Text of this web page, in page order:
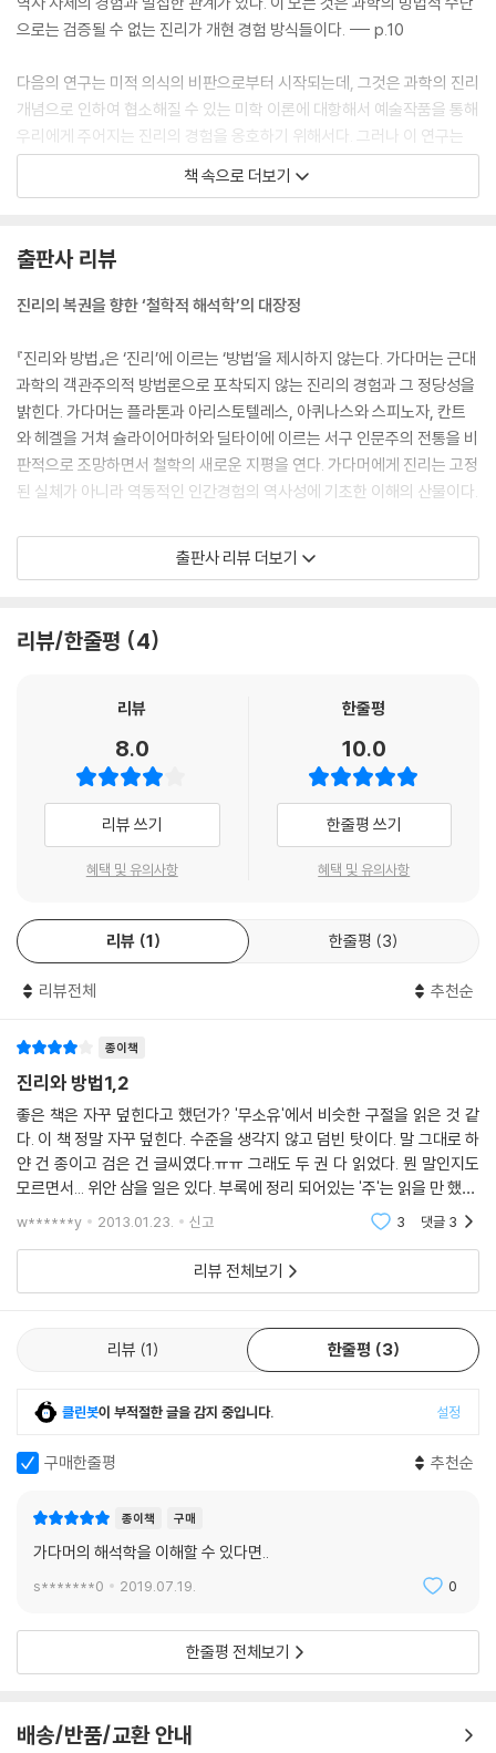
으로는 검증될 수 없는 진리가 개현 경험 방식들이다. --- p.10
다음의 연구는 미적 의식의 비판으로부터 시작되는데, 그것은 과학의 진리
개념으로 인하여 협소해질 수 있는 미학 이론에 대항해서 예술작품을 통해
우리에게 주어지는 진리의 경험을 옹호하기 위해서다. 그러나 이 연구는
예술의 진리를 변호하는 데 머무는 것이 아니라, 오히려 이것을 출발점으
로 해서 우리의 해석학적 경험 전체에 상응하는 인식 및 진리의 개념을 전
학에도 적용된다. 정신과학의 그 모든 형태에서 우리의 역사적 전승은 사
실 연구의 대상이 되기도 하지만, [그것은] 동시에 스스로 그 자신의 진리
역사적 전승과 자연적 생활질서는 우리가 인간으로서 살고 있는 세계의 통
일성을 형성한다. 그뿐 아니라 우리가 어떻게 서로를 경험하고, 역사적 전
승을 경험하며, 우리의 실존 및 세계의 자연적 소여를 경험하는가 하는 것
은 진정한 해석학적 세계를 형성한다. 우리는 마치 넘을 수 없는 장벽 안에
있는 것처럼 이 세계에 갇혀 있는 것이 아니라, 이 세계를 향해 열려 있다. -
예술도 물론 그것이 우리에게 말을 건다는 점, 그리고 인간에게 그 자신을
도덕적으로 규정된 존재로서 표상시켜준다는 점에서 그 중요성을 찾을 수
반해, 자연의 대상들은 그런 식으로 말을 걸기 위해 존재하지 않는다. 그럼
의도적 현실[즉 자연]에서는 매개해주지 못한다. 인간이 예술에서 그 자신
을 만난다는 것은 그 자신의 타자로부터 이루어지는 확인이 아니다. --- p.
모든 놀이의 존재는 항상 완수, 순수한 실현이며, 그 ‘목적Telos’을 자체
내에 지닌 현실태이다. 하나의 놀이가 그와 같이 그 과정의 통일성을 지니
고 남김없이 표현하는 예술작품의 세계란 사실상 하나의 완전히 변화된 세
p.167
예술작품의 고유한 특성은 예술작품이 기회가 있을 때마다 그 자체를 새롭
에서 일회적 규정성을 통해 실현되는데, 이때 이 일회적 규정성은 또한 예
보편성에 관여한다. 따라서 예술작품이 특정한 기회에 관련되어 있는 일회
성은 물론 완전히 실현될 수는 없지만, 이 실현되지 않은 관계는 작품 자체
안에 현존하며, 또 여전히 작용하고 있다. 이러한 의미에서 초상화도 원형
과의 관계의 일회성과 무관하게 이 관계를 넘어섬으로써 자신 안에 동일한
원형과의 관계를 지니고 있다. --- p.210
사실이 그러하다면 피할 수 없는 결론은 문학의 고유한 예술형식인 소설처
럼 문학은 독서에서 그 원래의 현존성을 지닌다는 점이다. 그것은 마치 서
것과 같다. 따라서 책읽기도 읽히는 내용이 표현되는 하나의 과정일 것이
다. 확실히 문학과, 그것을 독서에서 수용하는 것은 고도의 해방과 가동성
--- p.227
책 속으로 더보기
출판사 리뷰
진리의 복권을 향한 ‘철학적 해석학’의 대장정
『진리와 방법』은 ‘진리’에 이르는 ‘방법’을 제시하지 않는다. 가다머는 근대
과학의 객관주의적 방법론으로 포착되지 않는 진리의 경험과 그 정당성을
밝힌다. 가다머는 플라톤과 아리스토텔레스, 아퀴나스와 스피노자, 칸트
와 헤겔을 거쳐 슐라이어마허와 딜타이에 이르는 서구 인문주의 전통을 비
판적으로 조망하면서 철학의 새로운 지평을 연다. 가다머에게 진리는 고정
된 실체가 아니라 역동적인 인간경험의 역사성에 기초한 이해의 산물이다.
후설과 하이데거를 발전적으로 계승한 가다머의 『진리와 방법』은 훗날 비
판이론의 하버마스, 해체론의 데리다와 세기적 논쟁을 촉발한다. 가다머
수 있었다고 고백한다. 문학과 미학에서 가다머의 영향사 이론은 야우스의
에 이르기까지 방대한 지식을 담은 저작이다. 가다머는 자연과학의 객관주
의와 그 영향을 받은 인문과학(사회과학)의 실증주의, 그리고 정신과 인식
대상의 주객 동일성을 전제하는 관념론에 맞서 ‘이해의 역사성’을 축으로
정신과학적 진리를 복권시킨다.
가다머가 『진리와 방법 1』(1부)에서 천착하는 것은 예술경험에서의 진리
문제다. 이렇게 예술경험의 문제를 중요하게 다루는 이유는 이 미적 체험
의 영역이 근대 과학의 객관주의적 방법론의 영향에서 가장 멀리 벗어나
력과 미적 취미가 과학의 객관주의에 대립하여 주관성의 표현으로 수렴되
는 과정을 추적한다. “다른 방식으로는 결코 도달할 수 없는 진리를 예술작
품에서 경험한다는 사실은 모든 이성적 논고에 맞서는 예술의 철학적 의미
를 형성한다. 이렇게 철학의 경험과 더불어 예술의 경험은 과학적 의식을
향해 자신의 한계를 시인하라고 하는 가장 강력한 경고가 된다.”(1권 11쪽)
가다머가 이 책의 핵심이라고 강조한 것은 『진리와 방법 2』의 2부에서 논
하는 ‘해석학적 경험’과 ‘이해의 역사성’이다. 이해란 인식의 기대지평이
‘과거와 현재의 부단한 상호매개 작용’을 통해 끊임없이 주체의 선입견을
허물어뜨리면서 이해의 장 인 역사를 향해 확장되어가는 것이다. 이해
그리고 3부에서 논하는 ‘언어’는 그러한 해석학적 경험의 ‘매체’이자 ‘중
심’으로서 결정적 중요성을 갖는다. 언어가 역사적 전승의 매체이자 이해
아니라 이해의 과정을 주도하고 구현하는 본질적 계기다. 인간이 경험하는
세계는 언어로 구조화되어 있으며, 언어 자체가 곧 세계관이다. 그런 맥락
에서 가다머는 이해의 문제를 인식론에서 존재론의 차원으로 전환시킨다.
하버마스, 데리다와의 세기적 논쟁과
『진리와 방법』의 영향사
고, 가다머는 후설과 하이데거의 제자이다. 두 사람의 세기적 논쟁에는 이
런 상이한 지적 배경도 크게 작용한다. 『진리와 방법』에 대한 하버마스의
하버마스는 전통의 권위를 인정하는 가다머의 해석학적 경험 이론이 18세
출판사 리뷰 더보기
리뷰/한줄평 4
리뷰
8.0
리뷰 쓰기
혜택 및 유의사항
한줄평
10.0
한줄평 쓰기
혜택 및 유의사항
리뷰 1 한줄평 3
리뷰전체 추천순
종이책
진리와 방법1,2
좋은 책은 자꾸 덮힌다고 했던가? '무소유'에서 비슷한 구절을 읽은 것 같
다. 이 책 정말 자꾸 덮힌다. 수준을 생각지 않고 덤빈 탓이다. 말 그대로 하
얀 건 종이고 검은 건 글씨였다.ㅠㅠ 그래도 두 권 다 읽었다. 뭔 말인지도
모르면서... 위안 삼을 일은 있다. 부록에 정리 되어있는 '주'는 읽을 만 했다.
감사했다. 이런 책도 좋은 점이 있다. 읽으면서 딴 생각을 하게되는데 쓸데
w******y 2013.01.23. 신고 3 댓글 3
리뷰 전체보기
리뷰 1 한줄평 3
클린봇이 부적절한 글을 감지 중입니다. 설정
구매한줄평 추천순
종이책 구매
가다머의 해석학을 이해할 수 있다면..
s*******0 2019.07.19. 0
한줄평 전체보기
배송/반품/교환 안내